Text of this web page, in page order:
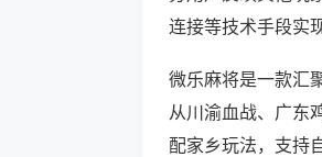
连接等技术手段实
微乐麻将是一款汇
从川渝血战、广东
配家乡玩法，支持